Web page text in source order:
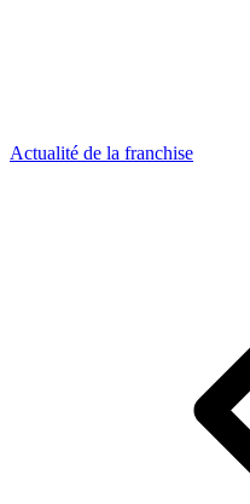
Actualité de la franchise